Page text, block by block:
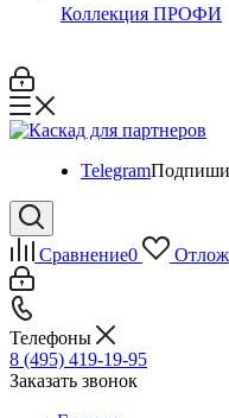
Коллекция ПРОФИ
Telegram
Сравнение0
Телефоны
8 (495) 419-19-95
Заказать звонок